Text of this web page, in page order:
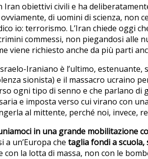
Iran obiettivi civili e ha
di uomini di scienza, non
io: terrorismo. L’Iran chiede oggi
commessi, non piegandosi alle
viene richiesto anche da più parti
Iraniano è l’ultimo, estenuante,
sionista) e il massacro ucraino
ogni tipo di senno e che parlano di
e imposta verso cui virano con
al mittente, perché noi, invece,
in una grande mobilitazione
un’Europa che taglia fondi a
con la lotta di massa, non con le